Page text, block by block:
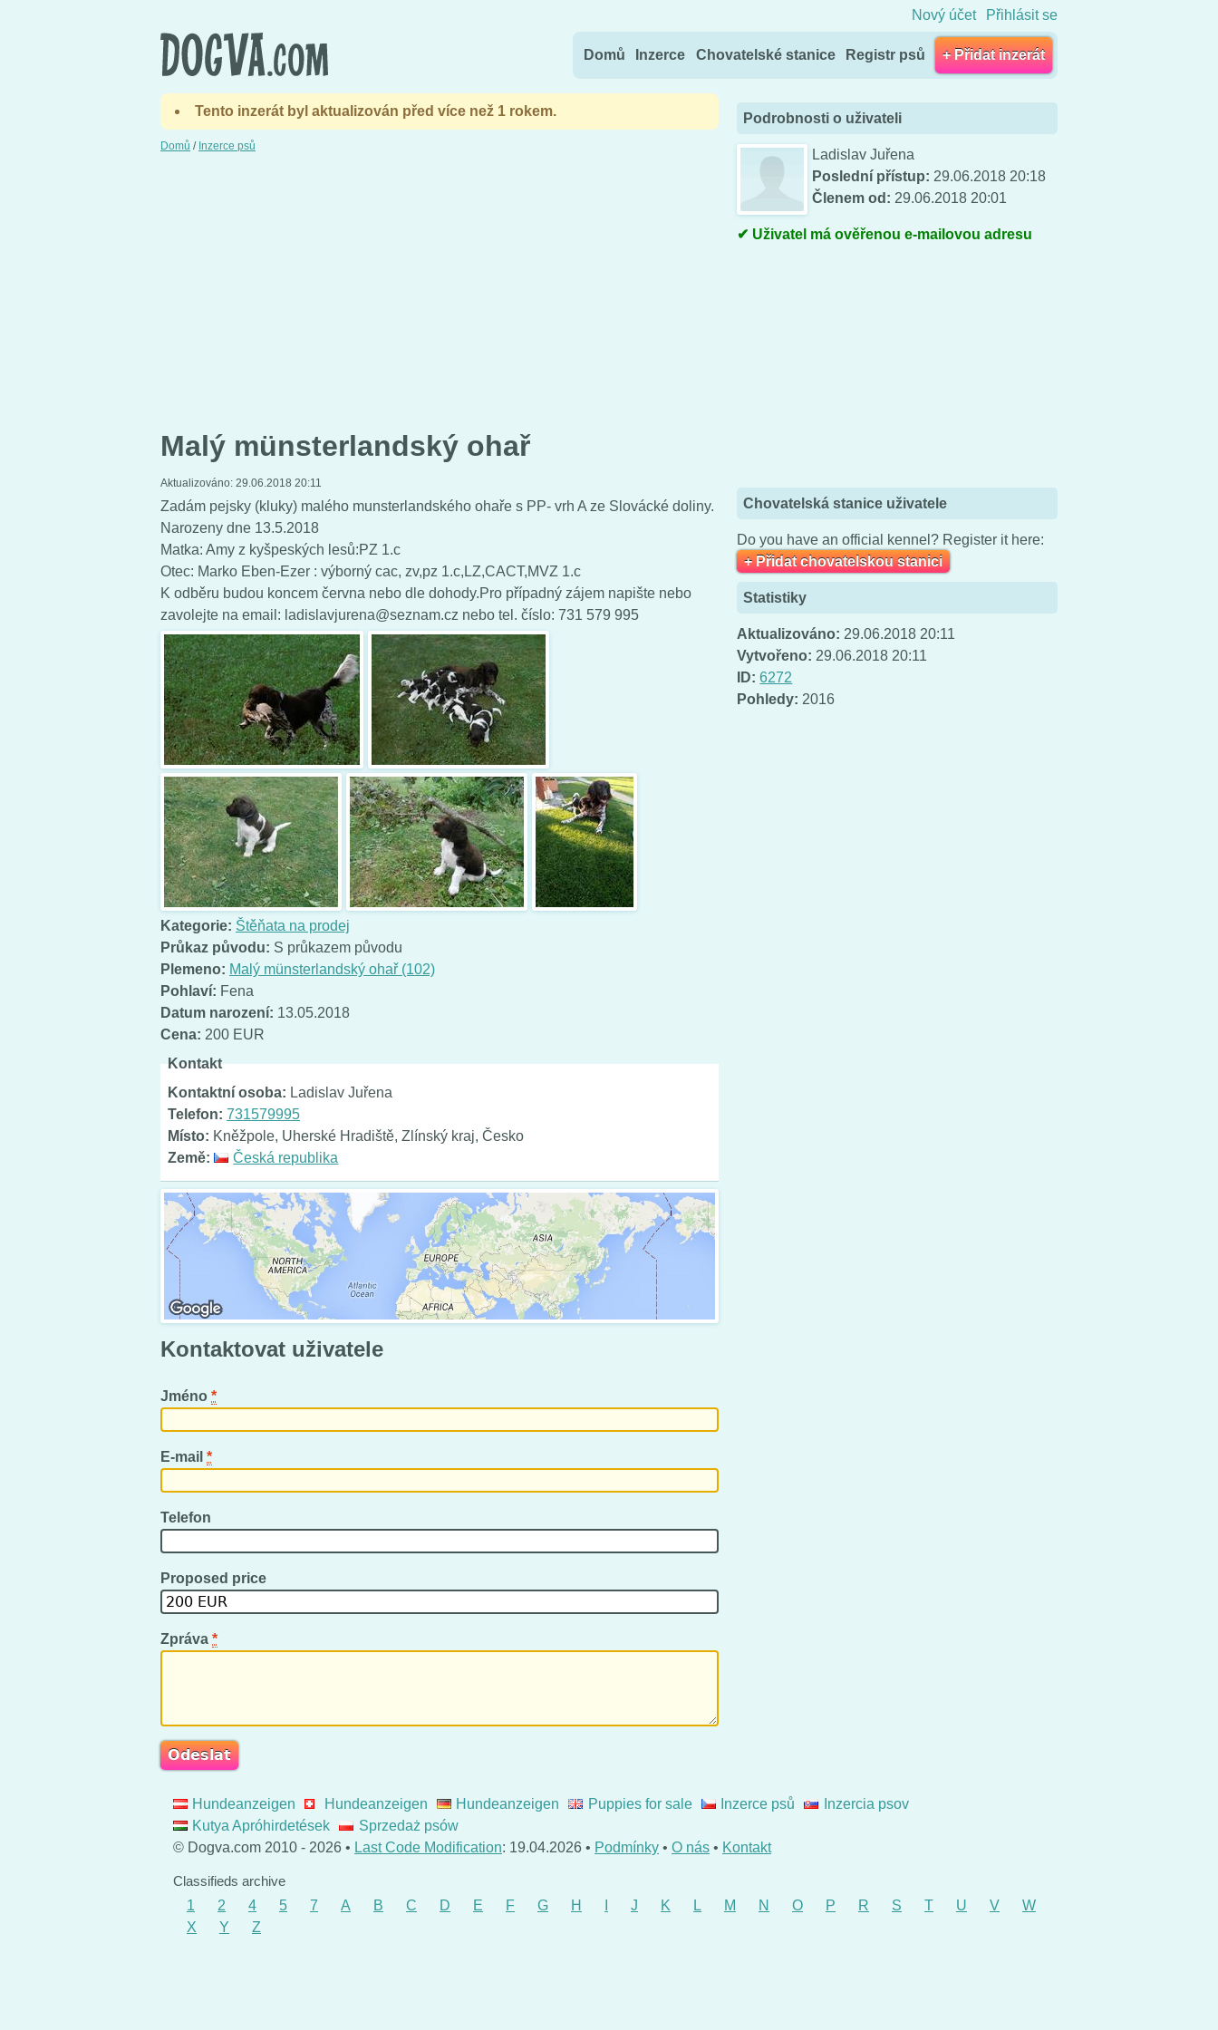
Nový účet Přihlásit se
Domů Inzerce Chovatelské stanice Registr psů + Přidat inzerát
Tento inzerát byl aktualizován před více než 1 rokem.
Domů / Inzerce psů
Malý münsterlandský ohař
Aktualizováno: 29.06.2018 20:11
Zadám pejsky (kluky) malého munsterlandského ohaře s PP- vrh A ze Slovácké doliny.
Narozeny dne 13.5.2018
Matka: Amy z kyšpeských lesů:PZ 1.c
Otec: Marko Eben-Ezer : výborný cac, zv,pz 1.c,LZ,CACT,MVZ 1.c
K odběru budou koncem června nebo dle dohody.Pro případný zájem napište nebo
zavolejte na email: ladislavjurena@seznam.cz nebo tel. číslo: 731 579 995
Kategorie: Štěňata na prodej
Průkaz původu: S průkazem původu
Plemeno: Malý münsterlandský ohař (102)
Pohlaví: Fena
Datum narození: 13.05.2018
Cena: 200 EUR
Kontakt
Kontaktní osoba: Ladislav Juřena
Telefon: 731579995
Místo: Kněžpole, Uherské Hradiště, Zlínský kraj, Česko
Země:
Česká republika
Kontaktovat uživatele
Jméno *
E-mail *
Telefon
Proposed price
Zpráva *
Podrobnosti o uživateli
Ladislav Juřena
Poslední přístup: 29.06.2018 20:18
Členem od: 29.06.2018 20:01
Uživatel má ověřenou e-mailovou adresu
Chovatelská stanice uživatele
Do you have an official kennel? Register it here:
+ Přidat chovatelskou stanici
Statistiky
Aktualizováno: 29.06.2018 20:11
Vytvořeno: 29.06.2018 20:11
ID: 6272
Pohledy: 2016
Hundeanzeigen Hundeanzeigen Hundeanzeigen Puppies for sale Inzerce psů
Inzercia psov
Kutya Apróhirdetések
Sprzedaż psów
© Dogva.com 2010 - 2026 • Last Code Modification: 19.04.2026 • Podmínky • O nás • Kontakt
Classifieds archive
1
2 4 5 7 A B C D E F G H J K L M N O P R S T U V
W
X
Y Z